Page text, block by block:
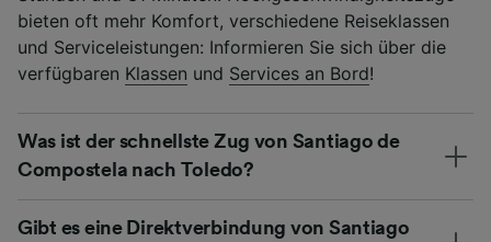
bieten oft mehr Komfort, verschiedene Reiseklassen
und Serviceleistungen: Informieren Sie sich über die
verfügbaren Klassen und Services an Bord!
Was ist der schnellste Zug von Santiago de
Compostela nach Toledo?
Gibt es eine Direktverbindung von Santiago